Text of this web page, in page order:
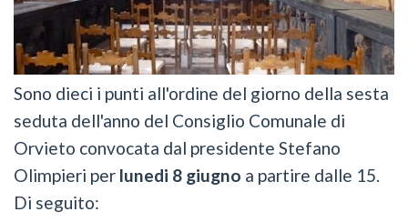
Sono dieci i punti all'ordine del giorno della sesta
seduta dell'anno del Consiglio Comunale di
Orvieto convocata dal presidente Stefano
Olimpieri per lunedi 8 giugno a partire dalle 15.
Di seguito: